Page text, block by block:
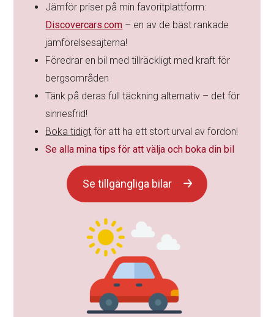
Jämför priser på min favoritplattform:
Discovercars.com – en av de bäst rankade
jämförelsesajterna!
Föredrar en bil med tillräckligt med kraft för
bergsområden
Tänk på deras full täckning alternativ – det för
sinnesfrid!
Boka tidigt för att ha ett stort urval av fordon!
Se alla mina tips för att välja och boka din bil
Se tillgängliga bilar